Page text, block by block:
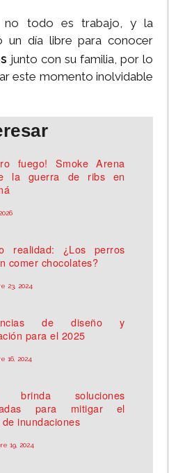
no todo es trabajo, y la
un día libre para conocer
junto con su familia, por lo
este momento inolvidable
fuego! Smoke Arena
la guerra de ribs en
realidad: ¿Los perros
comer chocolates?
23, 2024
de diseño y
para el 2025
16, 2024
brinda soluciones
para mitigar el
inundaciones
19, 2024